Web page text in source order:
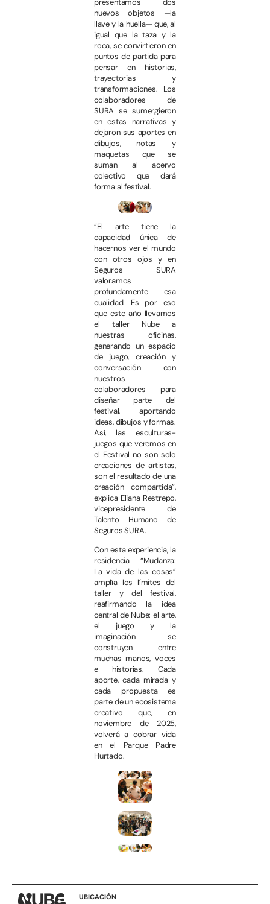
presentamos dos
nuevos objetos —la
llave y la huella— que, al
igual que la taza y la
roca, se convirtieron en
puntos de partida para
pensar en historias,
trayectorias y
transformaciones. Los
colaboradores de
SURA se sumergieron
en estas narrativas y
dejaron sus aportes en
dibujos, notas y
maquetas que se
suman al acervo
colectivo que dará
forma al festival.
“El arte tiene la
capacidad única de
hacernos ver el mundo
con otros ojos y en
Seguros SURA
valoramos
profundamente esa
cualidad. Es por eso
que este año llevamos
el taller Nube a
nuestras oficinas,
generando un espacio
de juego, creación y
conversación con
nuestros
colaboradores para
diseñar parte del
festival, aportando
ideas, dibujos y formas.
Así, las esculturas-
juegos que veremos en
el Festival no son solo
creaciones de artistas,
son el resultado de una
creación compartida”,
explica Eliana Restrepo,
vicepresidente de
Talento Humano de
Seguros SURA.
Con esta experiencia, la
residencia “Mudanza:
La vida de las cosas”
amplía los límites del
taller y del festival,
reafirmando la idea
central de Nube: el arte,
el juego y la
imaginación se
construyen entre
muchas manos, voces
e historias. Cada
aporte, cada mirada y
cada propuesta es
parte de un ecosistema
creativo que, en
noviembre de 2025,
volverá a cobrar vida
en el Parque Padre
Hurtado.
UBICACIÓN